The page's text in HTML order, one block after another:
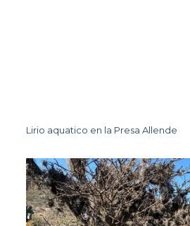
Lirio aquatico en la Presa Allende